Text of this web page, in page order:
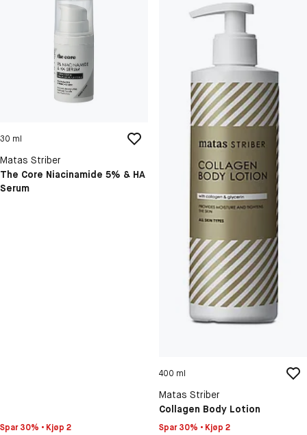
30 ml
Matas Striber
The Core Niacinamide 5% & HA
Serum
Spar 30% • Kjøp 2
400 ml
Matas Striber
Collagen Body Lotion
Spar 30% • Kjøp 2